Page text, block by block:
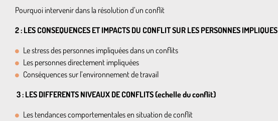
Pourquoi intervenir dans la résolution d’un conflit
2 : LES CONSEQUENCES ET IMPACTS DU CONFLIT SUR LES PERSONNES IMPLIQUES
Le stress des personnes impliquées dans un conflits
Les personnes directement impliquées
Conséquences sur l’environnement de travail
3 : LES DIFFERENTS NIVEAUX DE CONFLITS (echelle du conflit)
Les tendances comportementales en situation de conflit